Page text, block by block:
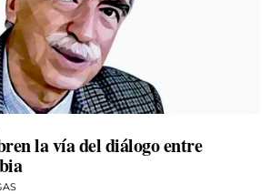
la vía del diálogo entre